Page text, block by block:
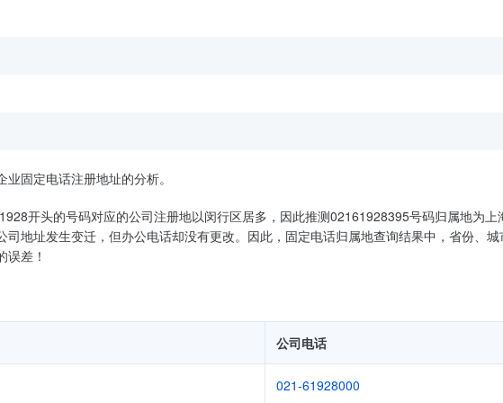
固定电话注册地址的分析。
开头的号码对应的公司注册地以闵行区居多，因此推测02161928395号码归属地为上
地址发生变迁，但办公电话却没有更改。因此，固定电话归属地查询结果中，省份、城
差！
公司电话
021-61928000